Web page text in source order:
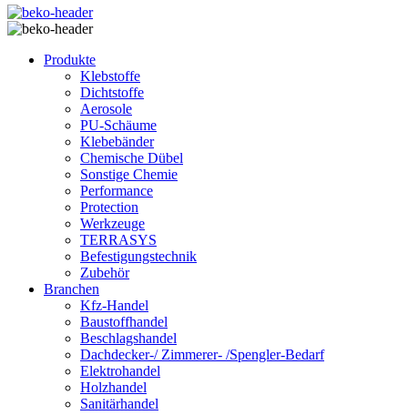
Produkte
Klebstoffe
Dichtstoffe
Aerosole
PU-Schäume
Klebebänder
Chemische Dübel
Sonstige Chemie
Performance
Protection
Werkzeuge
TERRASYS
Befestigungstechnik
Zubehör
Branchen
Kfz-Handel
Baustoffhandel
Beschlagshandel
Dachdecker-/ Zimmerer- /Spengler-Bedarf
Elektrohandel
Holzhandel
Sanitärhandel